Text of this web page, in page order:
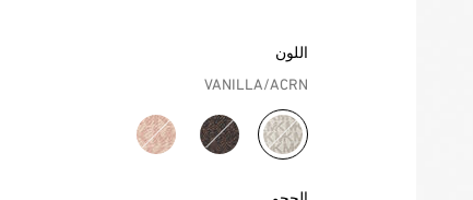
اللون
VANILLA/ACRN
مختار